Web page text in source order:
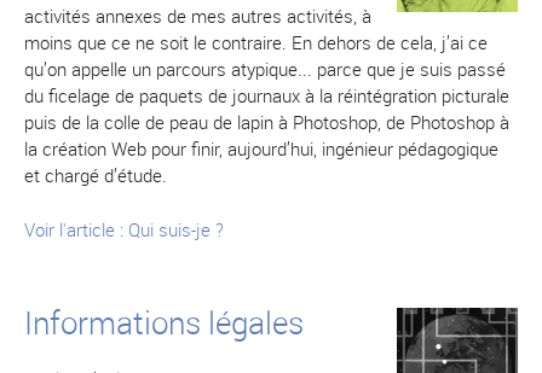
activités annexes de mes autres activités, à
moins que ce ne soit le contraire. En dehors de cela, j’ai ce
qu’on appelle un parcours atypique... parce que je suis passé
du ficelage de paquets de journaux à la réintégration picturale
puis de la colle de peau de lapin à Photoshop, de Photoshop à
la création Web pour finir, aujourd’hui, ingénieur pédagogique
et chargé d’étude.
Voir l'article : Qui suis-je ?
Informations légales